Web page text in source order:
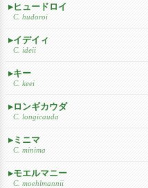
ヒュードロイ
C. hudoroi
イデイィ
C. ideii
キー
C. keei
ロンギカウダ
C. longicauda
ミニマ
C. minima
モエルマニー
C. moehlmannii